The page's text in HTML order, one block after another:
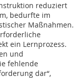
reduziert
bedurfte im
Maßnahmen.
ein Lernprozess.
und
fehlende
dar“,